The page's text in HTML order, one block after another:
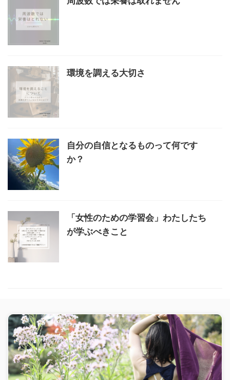
環境を調える大切さ
自分の自信となるものって何です
か？
「女性のための学習会」わたしたち
が学ぶべきこと